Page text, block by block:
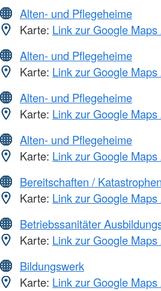
Alten- und Pflegeheime
Karte: Link zur Google
Alten- und Pflegeheime
Karte: Link zur Google
Alten- und Pflegeheime
Karte: Link zur Google
Alten- und Pflegeheime
Karte: Link zur Google
Bereitschaften /
Karte: Link zur Google
Betriebssanitäter
Karte: Link zur Google
Bildungswerk
Karte: Link zur Google